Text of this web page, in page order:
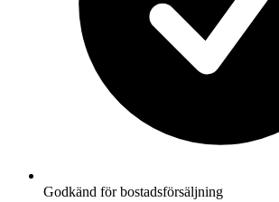
Godkänd för bostadsförsäljning